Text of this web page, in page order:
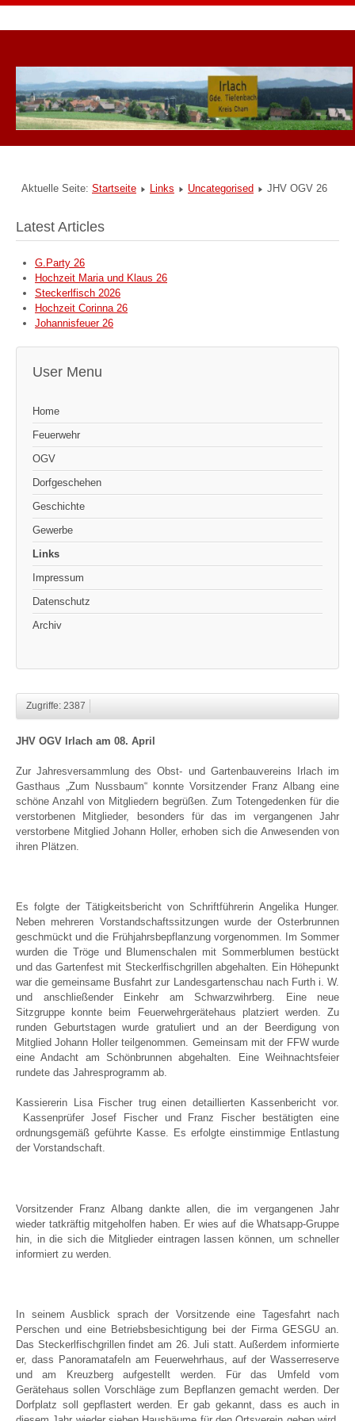
Aktuelle Seite: Startseite Links Uncategorised JHV OGV 26
Latest Articles
G.Party 26
Hochzeit Maria und Klaus 26
Steckerlfisch 2026
Hochzeit Corinna 26
Johannisfeuer 26
User Menu
Home
Feuerwehr
OGV
Dorfgeschehen
Geschichte
Gewerbe
Links
Impressum
Datenschutz
Archiv
Zugriffe: 2387
JHV OGV Irlach am 08. April
Zur Jahresversammlung des Obst- und Gartenbauvereins Irlach im
Gasthaus „Zum Nussbaum“ konnte Vorsitzender Franz Albang eine
schöne Anzahl von Mitgliedern begrüßen. Zum Totengedenken für die
verstorbenen Mitglieder, besonders für das im vergangenen Jahr
verstorbene Mitglied Johann Holler, erhoben sich die Anwesenden von
ihren Plätzen.
Es folgte der Tätigkeitsbericht von Schriftführerin Angelika Hunger.
Neben mehreren Vorstandschaftssitzungen wurde der Osterbrunnen
geschmückt und die Frühjahrsbepflanzung vorgenommen. Im Sommer
wurden die Tröge und Blumenschalen mit Sommerblumen bestückt
und das Gartenfest mit Steckerlfischgrillen abgehalten. Ein Höhepunkt
war die gemeinsame Busfahrt zur Landesgartenschau nach Furth i. W.
und anschließender Einkehr am Schwarzwihrberg. Eine neue
Sitzgruppe konnte beim Feuerwehrgerätehaus platziert werden. Zu
runden Geburtstagen wurde gratuliert und an der Beerdigung von
Mitglied Johann Holler teilgenommen. Gemeinsam mit der FFW wurde
eine Andacht am Schönbrunnen abgehalten. Eine Weihnachtsfeier
rundete das Jahresprogramm ab.
Kassiererin Lisa Fischer trug einen detaillierten Kassenbericht vor.
Kassenprüfer Josef Fischer und Franz Fischer bestätigten eine
ordnungsgemäß geführte Kasse. Es erfolgte einstimmige Entlastung
der Vorstandschaft.
Vorsitzender Franz Albang dankte allen, die im vergangenen Jahr
wieder tatkräftig mitgeholfen haben. Er wies auf die Whatsapp-Gruppe
hin, in die sich die Mitglieder eintragen lassen können, um schneller
informiert zu werden.
In seinem Ausblick sprach der Vorsitzende eine Tagesfahrt nach
Perschen und eine Betriebsbesichtigung bei der Firma GESGU an.
Das Steckerlfischgrillen findet am 26. Juli statt. Außerdem informierte
er, dass Panoramatafeln am Feuerwehrhaus, auf der Wasserreserve
und am Kreuzberg aufgestellt werden. Für das Umfeld vom
Gerätehaus sollen Vorschläge zum Bepflanzen gemacht werden. Der
Dorfplatz soll gepflastert werden. Er gab gekannt, dass es auch in